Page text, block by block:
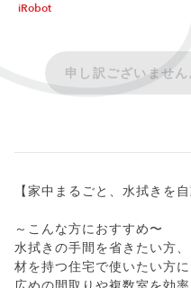
iRobot
申し訳ございません
【家中まるごと、水拭きを
～こんな方におすすめ〜
水拭きの手間を省きたい方
材を持つ住宅で使いたい方に